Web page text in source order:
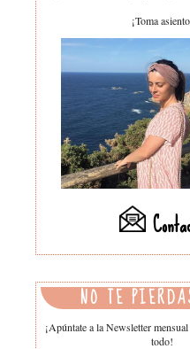
¡Toma
NO TE
¡Apúntate a la Newsletter
todo!